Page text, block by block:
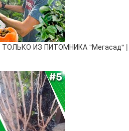
ИЗ ПИТОМНИКА "Мегасад" |